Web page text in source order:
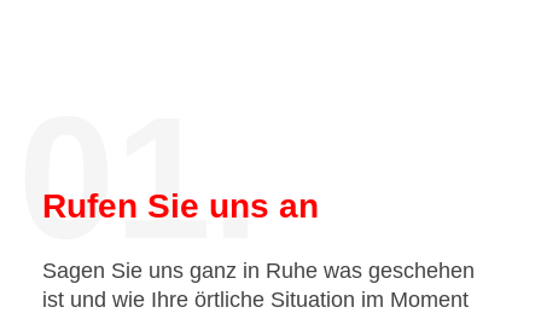
01.
Rufen Sie uns an
Sagen Sie uns ganz in Ruhe was geschehen
ist und wie Ihre örtliche Situation im Moment